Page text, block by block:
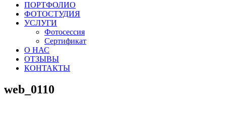
ПОРТФОЛИО
ФОТОСТУДИЯ
УСЛУГИ
Фотосессия
Сертификат
О НАС
ОТЗЫВЫ
КОНТАКТЫ
web_0110